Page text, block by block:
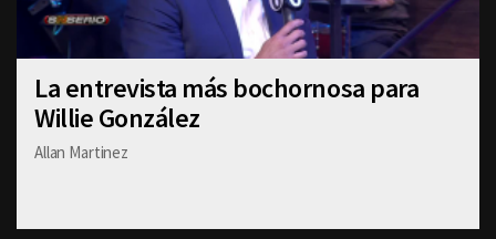
La entrevista más bochornosa para
Willie González
Allan Martinez